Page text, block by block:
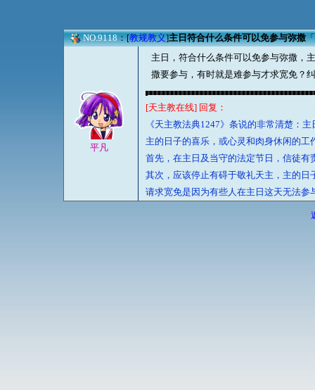
NO.9118：[教规教义]主日符合什么条件可以免参与弥撒
平凡
主日，符合什么条件可以免参与弥撒，
撒要参与，有时就是难参与才求宽免？
[天主教在线] 回复：
《天主教法典1247》条说的非常清楚：
主的日子的喜乐，或心灵和肉身休闲的工
首先，在主日及当守的法定节日，信徒有
其次，应该停止有碍于敬礼天主，主的
请求宽免是因为有些人在主日这天无法